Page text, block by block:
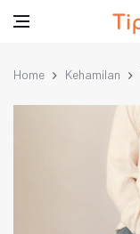
Home Kehamilan